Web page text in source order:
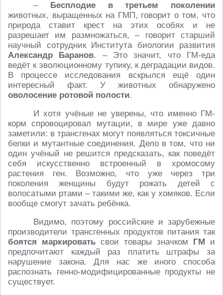
– Бесплодие в третьем поколении
животных, выращенных на ГМП, говорит о том, что
природа ставит крест на этих особях и не
разрешает им размножаться, – говорит старший
научный сотрудник Института биологии развития
Александр Баранов. – Это значит, что ГМ-еда
ведёт к эволюционному тупику, к деградации видов.
В процессе исследования вскрылся ещё один
интересный факт. У животных обнаружено
оволосение ротовой полости.
И хотя учёные не уверены, что именно ГМ-
корм спровоцировал мутации, в мире уже давно
заметили: в трансгенах могут появляться токсичные
белки и мутантные соединения. Дело в том, что ни
один учёный не решится предсказать, как поведёт
себя искусственно встроенный в хромосому
растения ген. Возможно, что уже через три
поколения женщины будут рожать детей с
волосатыми ртами – такими же, как у хомяков. Если
вообще смогут зачать ребёнка.
Видимо, поэтому российские и зарубежные
производители трансгенных продуктов питания так
боятся маркировать свои товары значком ГМ и
предпочитают каждый раз платить штрафы за
нарушение закона. Для нас же иного способа
распознать генно-модифицированные продукты не
существует.